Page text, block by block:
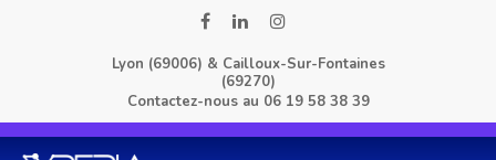
facebooklinkedininstagram
Lyon (69006) & Cailloux-Sur-Fontaines
(69270)
Contactez-nous au 06 19 58 38 39